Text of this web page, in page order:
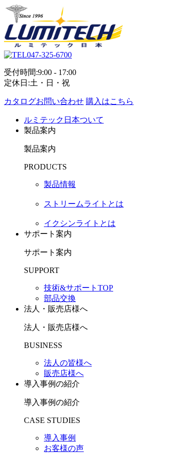
047-325-6700
受付時間:9:00 - 17:00
定休日:土・日・祝
カタログお問い合わせ 購入はこちら
ルミテック日本ついて
製品案内
製品案内
PRODUCTS
製品情報
ストリームライトとは
イクシンライトとは
サポート案内
サポート案内
SUPPORT
技術&サポートTOP
部品交換
法人・販売店様へ
法人・販売店様へ
BUSINESS
法人の皆様へ
販売店様へ
導入事例の紹介
導入事例の紹介
CASE STUDIES
導入事例
お客様の声